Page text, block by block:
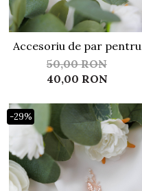
Accesoriu de par pentru
mirese ACP04
50,00 RON
40,00 RON
-29%